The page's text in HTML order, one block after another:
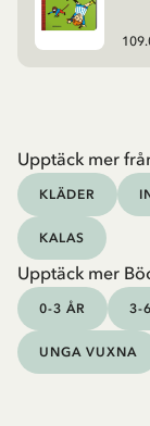
Upptäck mer
KLÄDER
KALAS
Upptäck mer
0-3 ÅR 3-
UNGA VUXNA